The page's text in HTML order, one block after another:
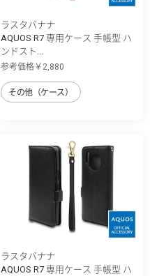
ラスタバナナ
AQUOS R7 専用ケース 手帳型 ハ
ンドスト...
参考価格￥2,880
その他（ケース）
ラスタバナナ
AQUOS R7 専用ケース 手帳型 ハ